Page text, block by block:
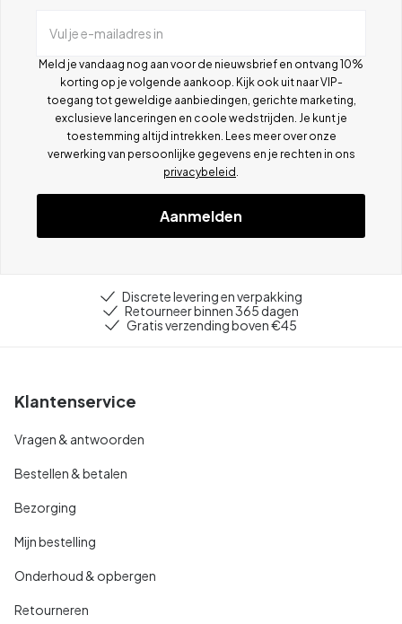
Vul je e-mailadres in
Meld je vandaag nog aan voor de nieuwsbrief en ontvang 10%
korting op je volgende aankoop. Kijk ook uit naar VIP-
toegang tot geweldige aanbiedingen, gerichte marketing,
exclusieve lanceringen en coole wedstrijden. Je kunt je
toestemming altijd intrekken. Lees meer over onze
verwerking van persoonlijke gegevens en je rechten in ons
privacybeleid
Aanmelden
Discrete levering en verpakking
Retourneer binnen 365 dagen
Gratis verzending boven €45
Klantenservice
Vragen & antwoorden
Bestellen & betalen
Bezorging
Mijn bestelling
Onderhoud & opbergen
Retourneren